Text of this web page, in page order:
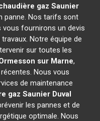
gaz Saunier
panne. Nos tarifs sont
fournirons un devis
Notre équipe de
sur toutes les
sur Marne,
Nous vous
de maintenance
gaz Saunier Duval
les pannes et de
optimale. Nous